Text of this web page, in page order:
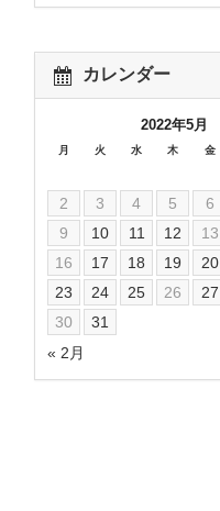
カレンダー
2022年5月
月 火 水 木 金
« 2月
2
3 4 5 6
9
10 11 12 13
16
17 18 19 20
23
24 25 26 27
30
31